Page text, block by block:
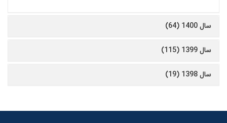
سال 1400 (64)
سال 1399 (115)
سال 1398 (19)